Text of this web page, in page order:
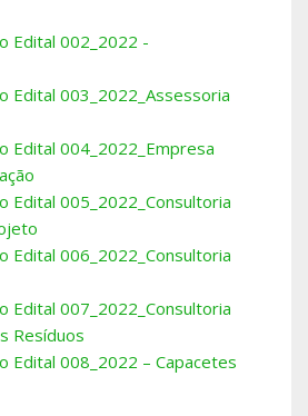
Edital 002_2022 -
Edital 003_2022_Assessoria
Edital 004_2022_Empresa
Edital 005_2022_Consultoria
Edital 006_2022_Consultoria
Edital 007_2022_Consultoria
Resíduos
Edital 008_2022 – Capacetes